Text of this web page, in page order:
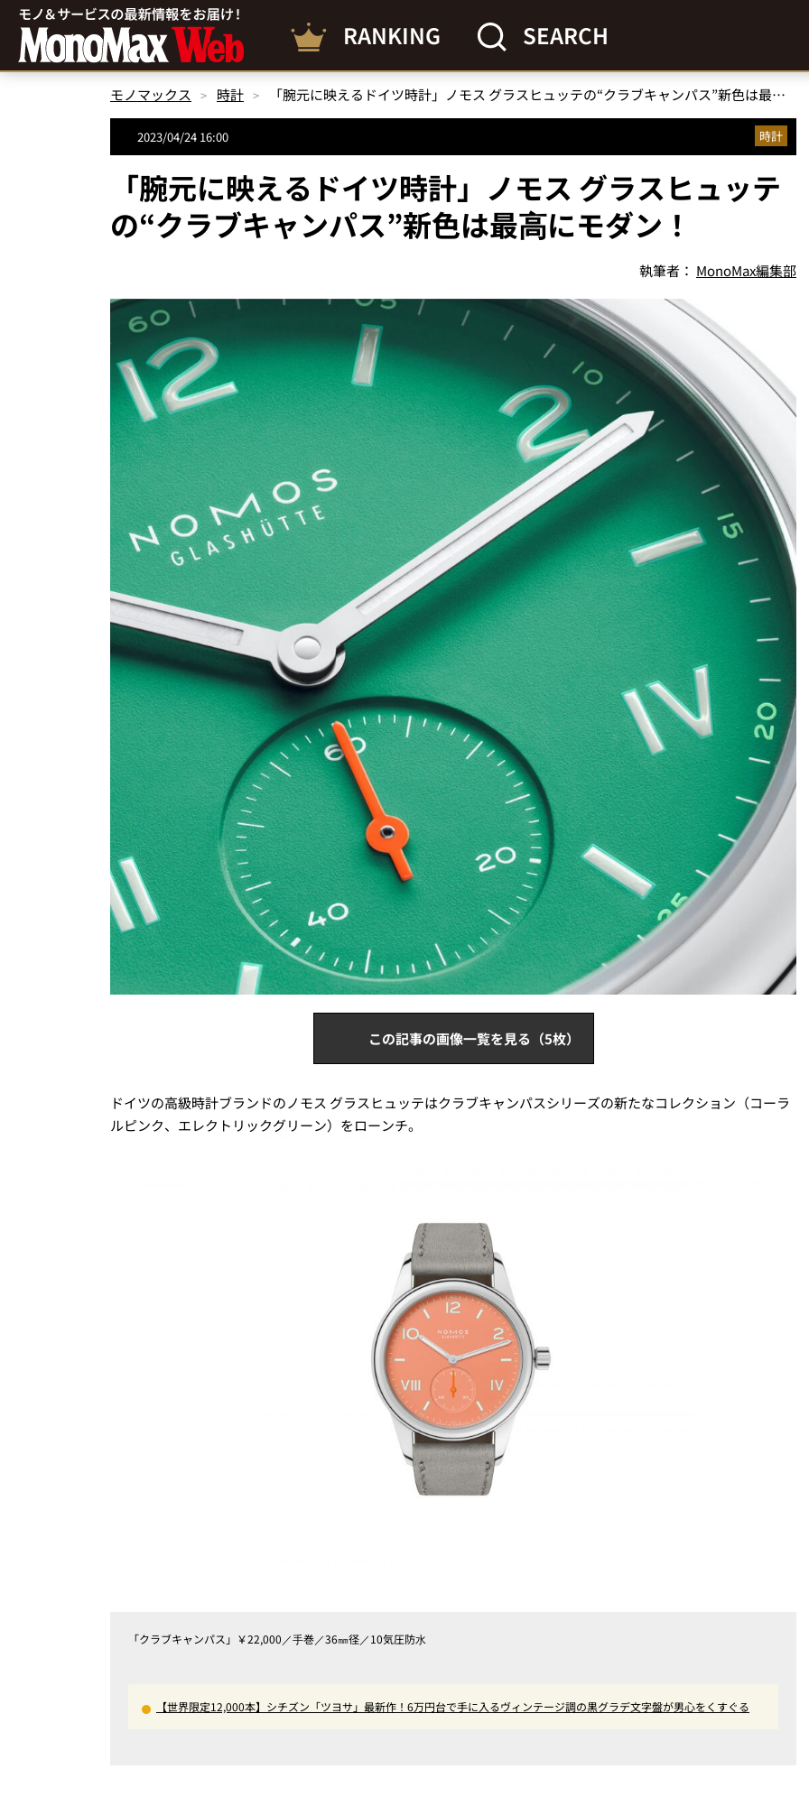
RANKING SEARCH
モノマックス 時計 「腕元に映えるドイツ時計」ノモス グラスヒュッテの“クラブキャンパス”新色は最⾼にモダン！
2023/04/24 16:00 時計
「腕元に映えるドイツ時計」ノモス グラスヒュッテ
の“クラブキャンパス”新色は最⾼にモダン！
執筆者： MonoMax編集部
この記事の画像一覧を見る（5枚）
ドイツの高級時計ブランドのノモス グラスヒュッテはクラブキャンパスシリーズの新たなコレクション（コーラ
ルピンク、エレクトリックグリーン）をローンチ。
「クラブキャンパス」￥22,000／⼿巻／36㎜径／10気圧防⽔
【世界限定12,000本】シチズン「ツヨサ」最新作！6万円台で手に入るヴィンテージ調の黒グラデ文字盤が男心をくすぐる